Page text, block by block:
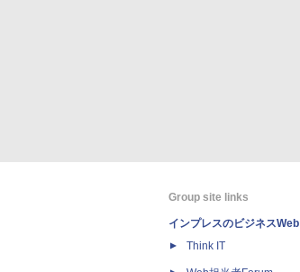
Group site links
インプレスのビジネスWeb
Think IT